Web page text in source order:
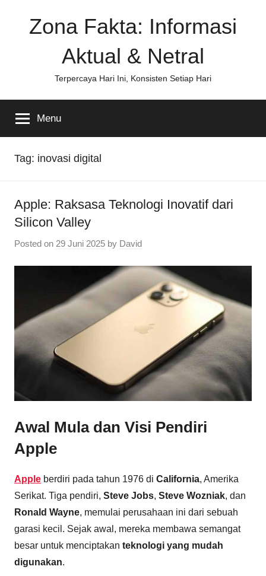
Zona Fakta: Informasi
Aktual & Netral
Terpercaya Hari Ini, Konsisten Setiap Hari
Menu
Tag: inovasi digital
Apple: Raksasa Teknologi Inovatif dari
Silicon Valley
Posted on 29 Juni 2025 by David
Awal Mula dan Visi Pendiri
Apple
Apple berdiri pada tahun 1976 di California, Amerika
Serikat. Tiga pendiri, Steve Jobs, Steve Wozniak, dan
Ronald Wayne, memulai perusahaan ini dari sebuah
garasi kecil. Sejak awal, mereka membawa semangat
besar untuk menciptakan teknologi yang mudah
digunakan.